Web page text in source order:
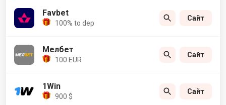
Favbet
100% to dep
Сайт
Мелбет
100 EUR
Сайт
1Win
900 $
Сайт